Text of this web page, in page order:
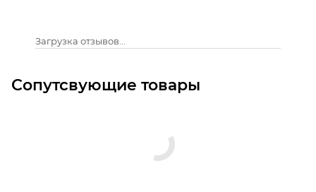
Загрузка отзывов...
Сопутсвующие товары